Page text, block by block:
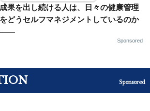
成果を出し続ける人は、日々の健康管理
をどうセルフマネジメントしているのか
——
Sponsored
Sponsored